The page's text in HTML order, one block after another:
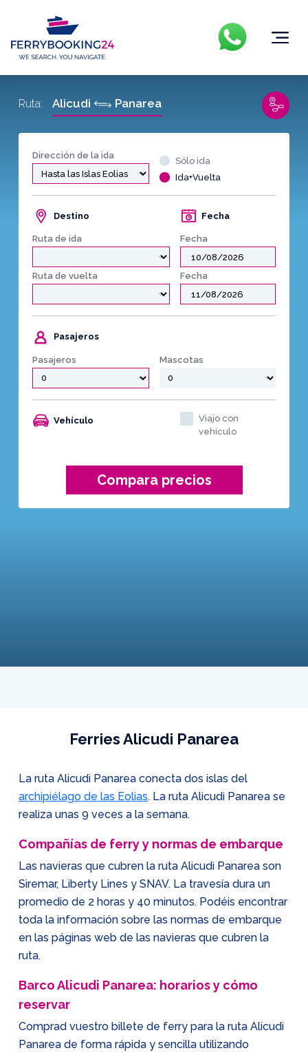
Dirección de la ida
Sólo ida
Ida+Vuelta
Destino
Ruta de ida
Fecha
Fecha
Ruta de vuelta Fecha
Pasajeros
Pasajeros Mascotas
Vehículo
Viajo con
vehículo
Compara precios
Ruta: Alicudi Panarea
Ferries Alicudi Panarea
La ruta Alicudi Panarea conecta dos islas del
archipiélago de las Eolias. La ruta Alicudi Panarea se
realiza unas 9 veces a la semana.
Compañías de ferry y normas de embarque
Las navieras que cubren la ruta Alicudi Panarea son
Siremar, Liberty Lines y SNAV. La travesía dura un
promedio de 2 horas y 40 minutos. Podéis encontrar
toda la información sobre las normas de embarque
en las páginas web de las navieras que cubren la
ruta.
Barco Alicudi Panarea: horarios y cómo
reservar
Comprad vuestro billete de ferry para la ruta Alicudi
Panarea de forma rápida y sencilla utilizando